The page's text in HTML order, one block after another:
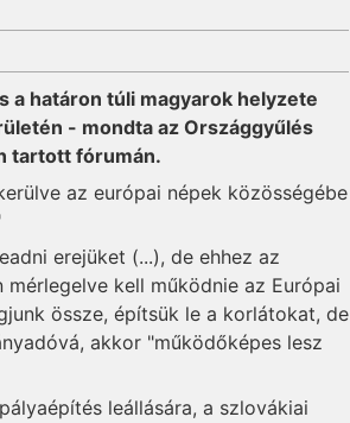
a határon túli magyarok helyzete
- mondta az Országgyűlés
tartott fórumán.
az európai népek közösségébe
erejüket (...), de ehhez az
kell működnie az Európai
össze, építsük le a korlátokat, de
akkor "működőképes lesz
leállására, a szlovákiai